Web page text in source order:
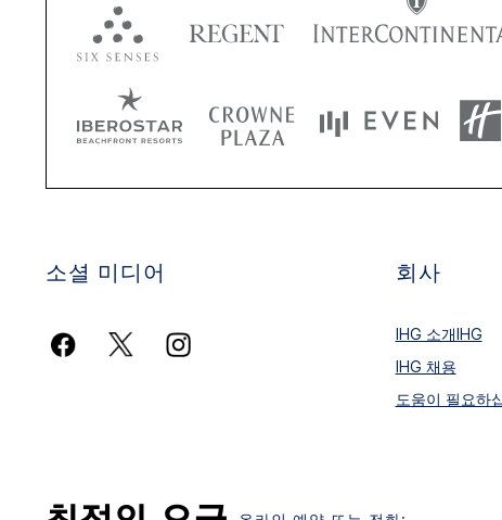
소셜 미디어 회사
IHG 소개IHG
IHG 채용
도움이 필요하